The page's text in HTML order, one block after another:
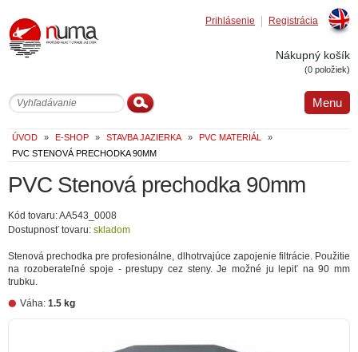
Registrácia
Prihlásenie
Nákupný košík
(0 položiek)
Menu
ÚVOD » E-SHOP » STAVBA JAZIERKA » PVC MATERIÁL
»
PVC STENOVÁ PRECHODKA 90MM
PVC Stenová prechodka 90mm
Kód tovaru: AA543_0008
Dostupnosť tovaru: skladom
Stenová prechodka pre profesionálne, dlhotrvajúce zapojenie filtrácie. Použitie
na rozoberateľné spoje - prestupy cez steny. Je možné ju lepiť na 90 mm
trubku.
Váha: 1.5 kg